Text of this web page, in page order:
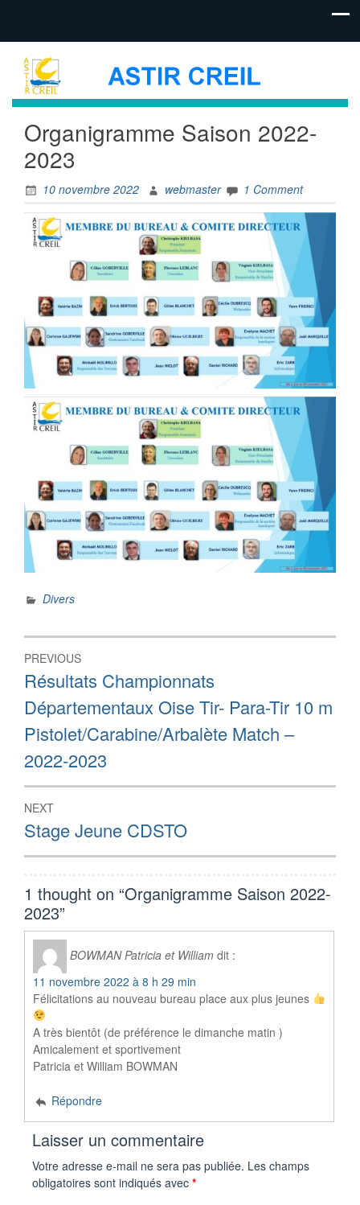
Organigramme Saison 2022-
2023
10 novembre 2022 webmaster 1 Comment
Divers
Navigation
de
l’article
PREVIOUS
Previous
post:
Résultats Championnats
Départementaux Oise Tir- Para-Tir 10 m
Pistolet/Carabine/Arbalète Match –
2022-2023
NEXT
Next
post:
Stage Jeune CDSTO
1 thought on “Organigramme Saison 2022-
2023”
BOWMAN Patricia et William dit :
11 novembre 2022 à 8 h 29 min
Félicitations au nouveau bureau place aux plus jeunes
A très bientôt (de préférence le dimanche matin )
Amicalement et sportivement
Patricia et William BOWMAN
Répondre
Laisser un commentaire
Votre adresse e-mail ne sera pas publiée. Les champs
obligatoires sont indiqués avec *